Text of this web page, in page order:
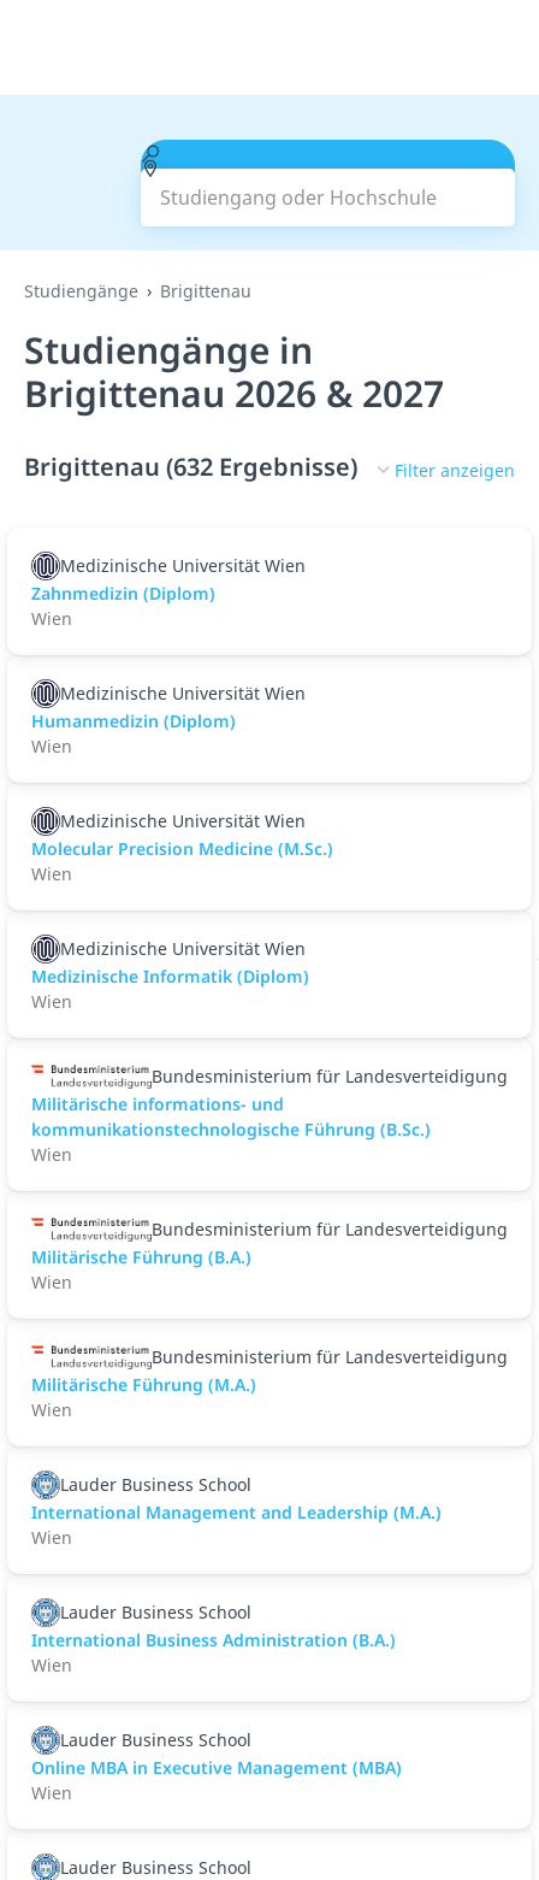
Studiengang oder Hochschule
Suchen
Studiengänge Brigittenau
Studiengänge in
Brigittenau 2026 & 2027
Brigittenau (632 Ergebnisse) Filter anzeigen
Medizinische Universität Wien
Zahnmedizin (Diplom)
Wien
Medizinische Universität Wien
Humanmedizin (Diplom)
Wien
Medizinische Universität Wien
Molecular Precision Medicine (M.Sc.)
Wien
Medizinische Universität Wien
Medizinische Informatik (Diplom)
Wien
Bundesministerium für Landesverteidigung
Militärische informations- und
kommunikationstechnologische Führung (B.Sc.)
Wien
Bundesministerium für Landesverteidigung
Militärische Führung (B.A.)
Wien
Bundesministerium für Landesverteidigung
Militärische Führung (M.A.)
Wien
Lauder Business School
International Management and Leadership (M.A.)
Wien
Lauder Business School
International Business Administration (B.A.)
Wien
Lauder Business School
Online MBA in Executive Management (MBA)
Wien
Lauder Business School